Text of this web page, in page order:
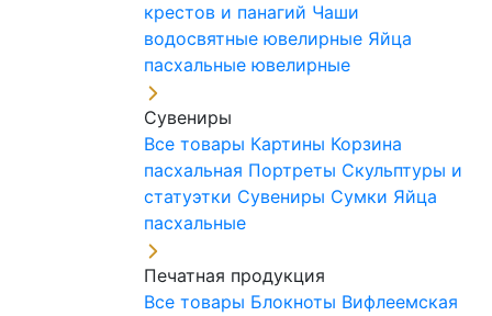
крестов и панагий Чаши
водосвятные ювелирные Яйца
пасхальные ювелирные
Сувениры
Все товары Картины Корзина
пасхальная Портреты Скульптуры и
статуэтки Сувениры Сумки Яйца
пасхальные
Печатная продукция
Все товары Блокноты Вифлеемская